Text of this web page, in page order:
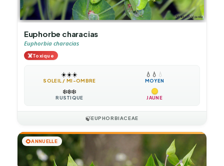
Euphorbe characias
Euphorbia characias
☠️Toxique
☀️☀️☀️
SOLEIL / MI-OMBRE
💧 💧 💧
MOYEN
❄️❄️❄️
RUSTIQUE JAUNE
🍃EUPHORBIACEAE
🌻ANNUELLE